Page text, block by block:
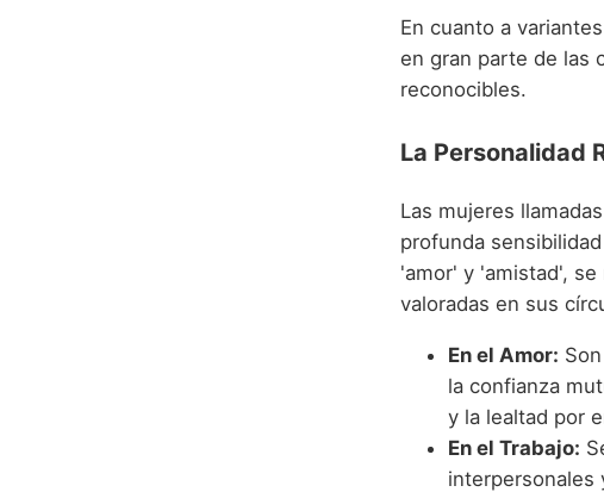
En cuanto a
en gran parte de las
reconocibles.
La Personalidad
Las mujeres
profunda
'amor' y 'amistad',
valoradas en sus
En el Amor:
la confianza
y la lealtad por
En el Trabajo:
interpersonales